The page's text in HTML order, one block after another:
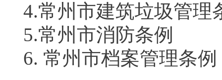
4.常州市建筑垃圾管理
5.常州市消防条例
6. 常州市档案管理条例